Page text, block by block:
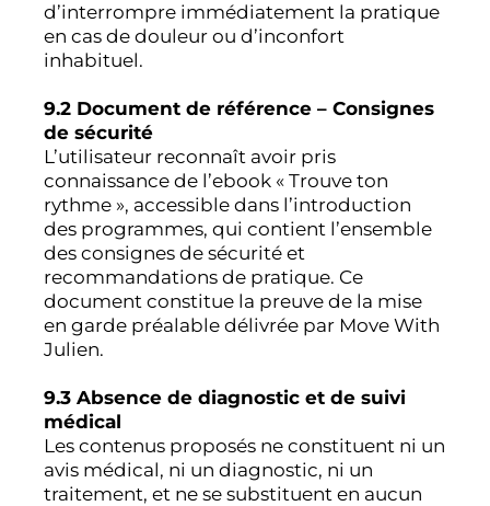
d’interrompre immédiatement la pratique
en cas de douleur ou d’inconfort
inhabituel.
9.2 Document de référence – Consignes
de sécurité
L’utilisateur reconnaît avoir pris
connaissance de l’ebook « Trouve ton
rythme », accessible dans l’introduction
des programmes, qui contient l’ensemble
des consignes de sécurité et
recommandations de pratique. Ce
document constitue la preuve de la mise
en garde préalable délivrée par Move With
Julien.
9.3 Absence de diagnostic et de suivi
médical
Les contenus proposés ne constituent ni un
avis médical, ni un diagnostic, ni un
traitement, et ne se substituent en aucun